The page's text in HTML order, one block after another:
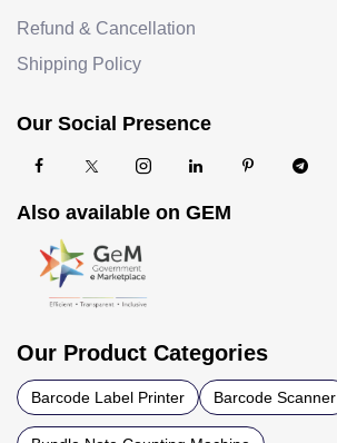
Refund & Cancellation
Shipping Policy
Our Social Presence
Also available on GEM
Our Product Categories
Barcode Label Printer Barcode Scanner